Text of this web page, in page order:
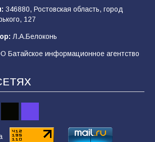
вручили награды
почему разговоры о
до последнего: герой
346880, Ростовская область, город
127
Л.А.Белоконь
Батайское информационное агентство